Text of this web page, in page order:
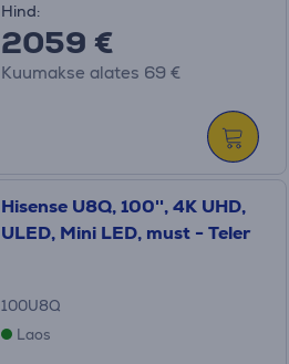
Hind:
2059 €
Kuumakse alates 69 €
Hisense U8Q, 100'', 4K UHD,
ULED, Mini LED, must - Teler
100U8Q
Laos